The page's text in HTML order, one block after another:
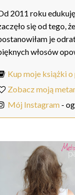
2011 roku
się od tego,
je
włosów
Kup moje książki
Zobacz moją
Mój Instagram -